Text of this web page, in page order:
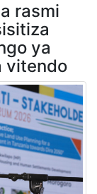
rasmi
ya
vitendo